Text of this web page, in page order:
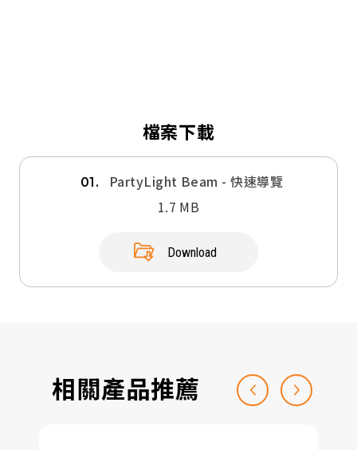
檔案下載
01.
PartyLight Beam - 快速導覽
1.7 MB
Download
相關產品推薦